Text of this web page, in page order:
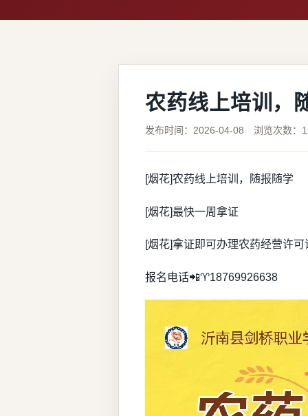
农药线上培训，
发布时间：2026-04-08 浏览次数：
[烟花]农药线上培训，随报随学
[烟花]最快一周拿证
[烟花]拿证即可办理农药经营许可
报名电话📲♈18769926638